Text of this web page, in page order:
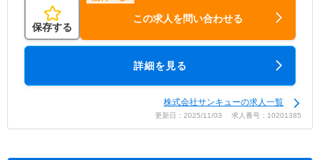
保存する
この求人を問い合わせる
詳細を見る
株式会社サンキューの求人一覧
更新日：2025/11/03 求人番号：10201385